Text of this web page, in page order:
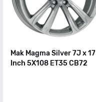
Mak Magma Silver 7J x 17
Inch 5X108 ET35 CB72